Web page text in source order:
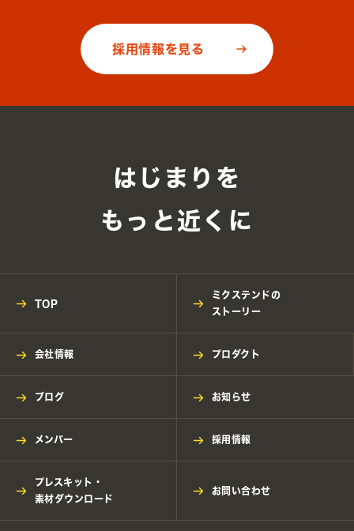
採用情報を見る
はじまりを
もっと近くに
TOP
ミクステンドの
ストーリー
会社情報 プロダクト
ブログ お知らせ
メンバー 採用情報
プレスキット・
素材ダウンロード
お問い合わせ